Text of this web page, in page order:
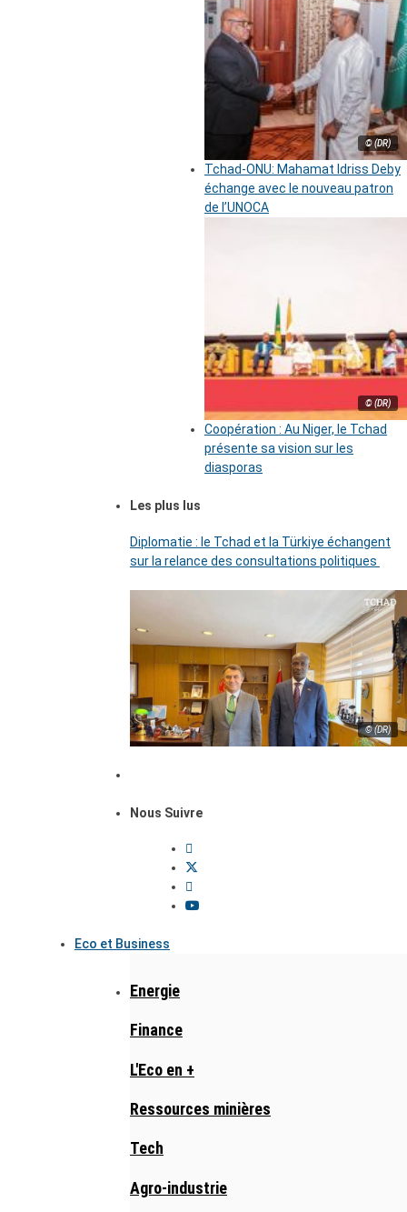
© (DR)
Tchad-ONU: Mahamat Idriss Deby
échange avec le nouveau patron
de l’UNOCA
© (DR)
Coopération : Au Niger, le Tchad
présente sa vision sur les
diasporas
Les plus lus
Diplomatie : le Tchad et la Türkiye échangent
sur la relance des consultations politiques
© (DR)
Nous Suivre
Eco et Business
Energie
Finance
L'Eco en +
Ressources minières
Tech
Agro-industrie